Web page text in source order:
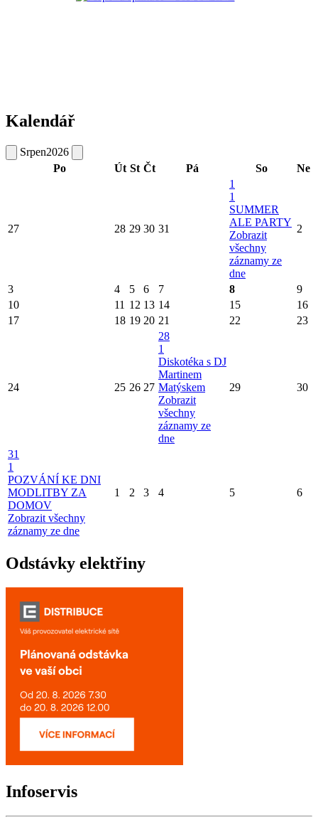
Kalendář
Srpen2026
Po
Út St Čt Pá So Ne
27 28 29 30 31
1
1
SUMMER
ALE PARTY
Zobrazit
všechny
záznamy ze
dne
2
3 4 5 6 7 8
9
10
11 12 13 14 15
16
17
18 19 20 21 22 23
24 25 26 27
28
1
Diskotéka s DJ
Martinem
Matýskem
Zobrazit
všechny
záznamy ze
dne
29 30
31
1
POZVÁNÍ KE DNI
MODLITBY ZA
DOMOV
Zobrazit všechny
záznamy ze dne
1 2 3 4 5 6
Odstávky elektřiny
Infoservis